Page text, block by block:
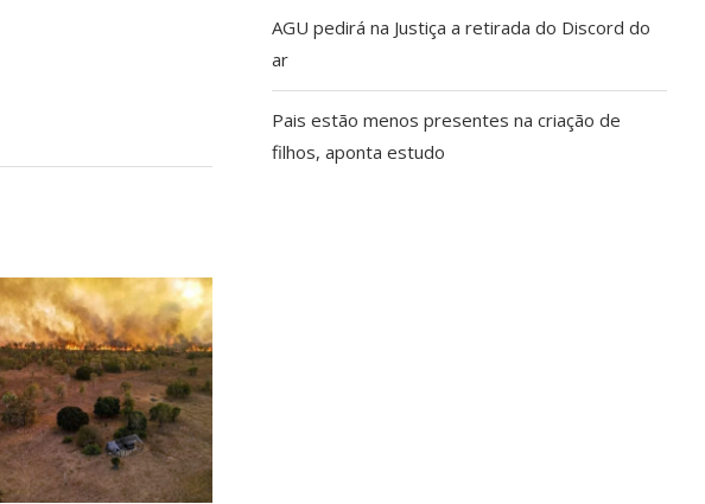
AGU pedirá na Justiça a retirada do Discord do
ar
Pais estão menos presentes na criação de
filhos, aponta estudo